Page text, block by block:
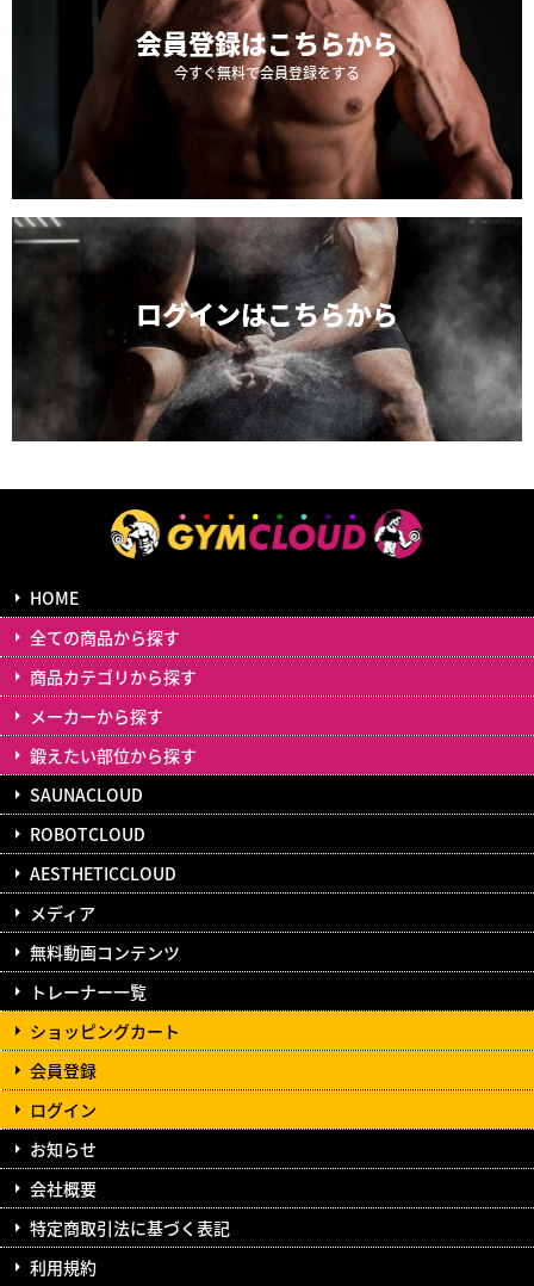
会員登録はこちらから
今すぐ無料で会員登録をする
ログインはこちらから
HOME
全ての商品から探す
商品カテゴリから探す
メーカーから探す
鍛えたい部位から探す
SAUNACLOUD
ROBOTCLOUD
AESTHETICCLOUD
メディア
無料動画コンテンツ
トレーナー一覧
ショッピングカート
会員登録
ログイン
お知らせ
会社概要
特定商取引法に基づく表記
利用規約